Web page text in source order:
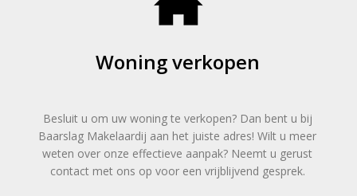
Woning verkopen
Besluit u om uw woning te verkopen? Dan bent u bij
Baarslag Makelaardij aan het juiste adres! Wilt u meer
weten over onze effectieve aanpak? Neemt u gerust
contact met ons op voor een vrijblijvend gesprek.